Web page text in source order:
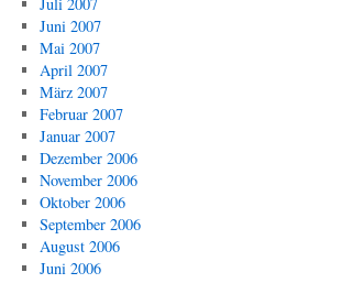
Juni 2007
Mai 2007
April 2007
März 2007
Februar 2007
Januar 2007
Dezember 2006
November 2006
Oktober 2006
September 2006
August 2006
Juni 2006